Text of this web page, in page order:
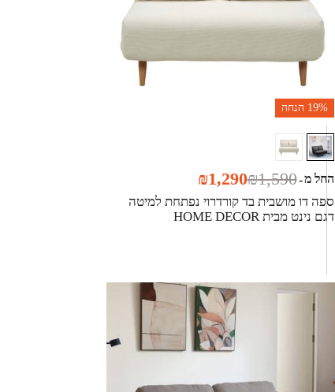
19% הנחה
ספה דו מושבית בד קורדרוי נפתחת למיטה
דגם נינט מבית HOME DECOR
החל מ-
₪1,590
₪1,290